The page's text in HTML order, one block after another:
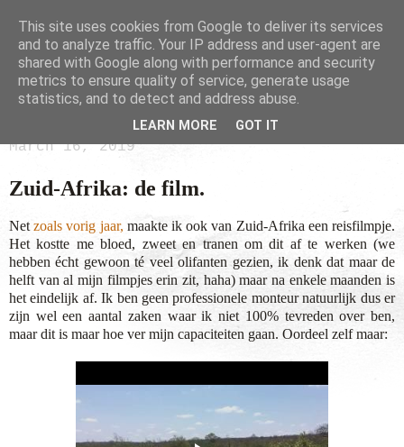
March 16, 2019
Zuid-Afrika: de film.
Netzoals vorig jaar, maakte ik ook van Zuid-Afrika een reisfilmpje.
Het kostte me bloed, zweet en tranen om dit af te werken (we
hebben écht gewoon té veel olifanten gezien, ik denk dat maar de
helft van al mijn filmpjes erin zit, haha) maar na enkele maanden is
het eindelijk af. Ik ben geen professionele monteur natuurlijk dus er
zijn wel een aantal zaken waar ik niet 100% tevreden over ben,
maar dit is maar hoe ver mijn capaciteiten gaan. Oordeel zelf maar:
This site uses cookies from Google to deliver its services
and to analyze traffic. Your IP address and user-agent are
shared with Google along with performance and security
metrics to ensure quality of service, generate usage
statistics, and to detect and address abuse.
LEARN MORE GOT IT